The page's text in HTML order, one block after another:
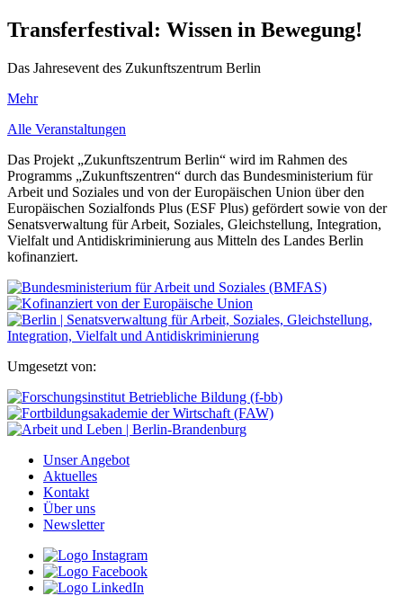
Transferfestival: Wissen in Bewegung!
Das Jahresevent des Zukunftszentrum Berlin
Mehr
Alle Veranstaltungen
Das Projekt „Zukunftszentrum Berlin“ wird im Rahmen des
Programms „Zukunftszentren“ durch das Bundesministerium für
Arbeit und Soziales und von der Europäischen Union über den
Europäischen Sozialfonds Plus (ESF Plus) gefördert sowie von der
Senatsverwaltung für Arbeit, Soziales, Gleichstellung, Integration,
Vielfalt und Antidiskriminierung aus Mitteln des Landes Berlin
kofinanziert.
Umgesetzt von:
Unser Angebot
Aktuelles
Kontakt
Über uns
Newsletter